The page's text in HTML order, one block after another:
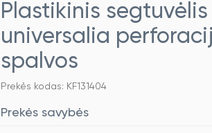
Plastikinis
universalia
spalvos
Prekės kodas: KF131404
Prekės savybės